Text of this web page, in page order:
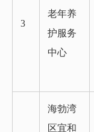
3
老年养
护服务
中心
海勃湾
区宜和